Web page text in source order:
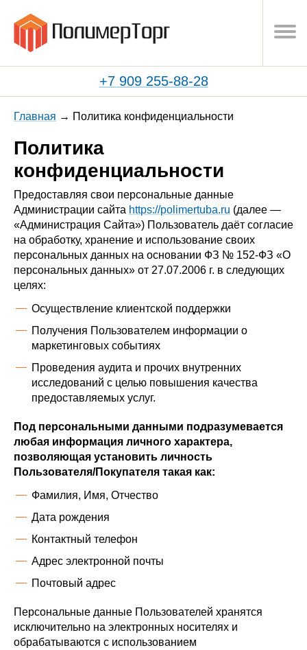
+7 909 255-88-28
Главная Политика конфиденциальности
Политика
конфиденциальности
Предоставляя свои персональные данные
Администрации сайта https://polimertuba.ru (далее —
«Администрация Сайта») Пользователь даёт согласие
на обработку, хранение и использование своих
персональных данных на основании ФЗ № 152-ФЗ «О
персональных данных» от 27.07.2006 г. в следующих
целях:
Осуществление клиентской поддержки
Получения Пользователем информации о
маркетинговых событиях
Проведения аудита и прочих внутренних
исследований с целью повышения качества
предоставляемых услуг.
Под персональными данными подразумевается
любая информация личного характера,
позволяющая установить личность
Пользователя/Покупателя такая как:
Фамилия, Имя, Отчество
Дата рождения
Контактный телефон
Адрес электронной почты
Почтовый адрес
Персональные данные Пользователей хранятся
исключительно на электронных носителях и
обрабатываются с использованием